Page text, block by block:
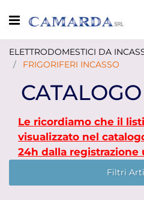
Open menu
ELETTRODOMESTICI DA
FRIGORIFERI INCASSO
Le ricordiamo che il
visualizzato nel
24h dalla registrazione
Filtri